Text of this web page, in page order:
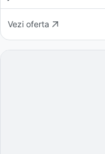
Vezi oferta